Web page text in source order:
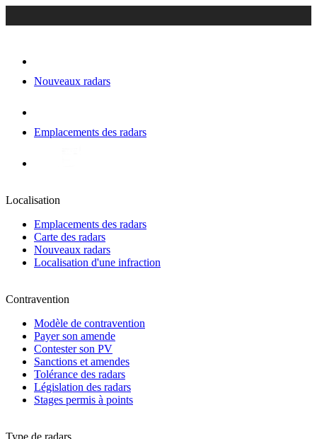
Nouveaux radars
Emplacements des radars
Localisation
Emplacements des radars
Carte des radars
Nouveaux radars
Localisation d'une infraction
Contravention
Modèle de contravention
Payer son amende
Contester son PV
Sanctions et amendes
Tolérance des radars
Législation des radars
Stages permis à points
Type de radars